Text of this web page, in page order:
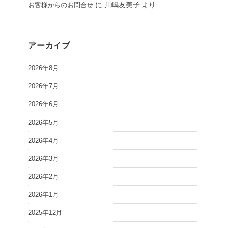
お客様からのお問合せ に 川嶋友美子 より
アーカイブ
2026年8月
2026年7月
2026年6月
2026年5月
2026年4月
2026年3月
2026年2月
2026年1月
2025年12月